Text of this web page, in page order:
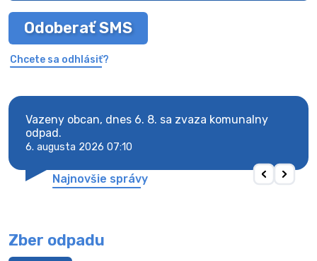
Odoberať SMS
Chcete sa odhlásiť?
Vazeny obcan, dnes 6. 8. sa zvaza komunalny
odpad.
6. augusta 2026 07:10
Najnovšie správy
Zber odpadu